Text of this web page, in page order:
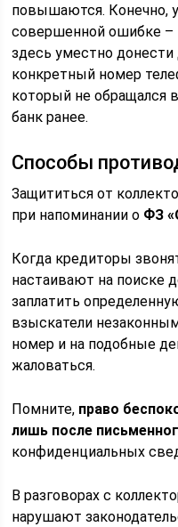
повышаются. Конечно,
совершенной ошибке –
здесь уместно
конкретный номер
который не обращался
банк ранее.
Способы
Защититься от
при напоминании о ФЗ
Когда кредиторы
настаивают на поиске
заплатить
взыскатели
номер и на подобные
жаловаться.
Помните, право
лишь после
конфиденциальных
В разговорах с
нарушают